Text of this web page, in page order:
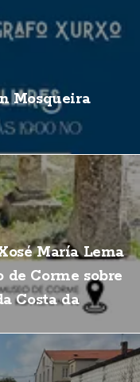
Mosqueira
María Lema
de Corme sobre
Costa da